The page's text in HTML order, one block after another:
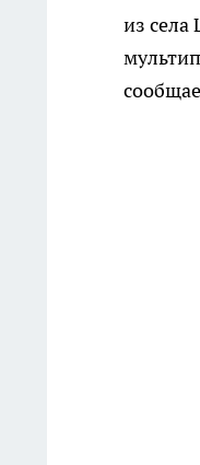
из села